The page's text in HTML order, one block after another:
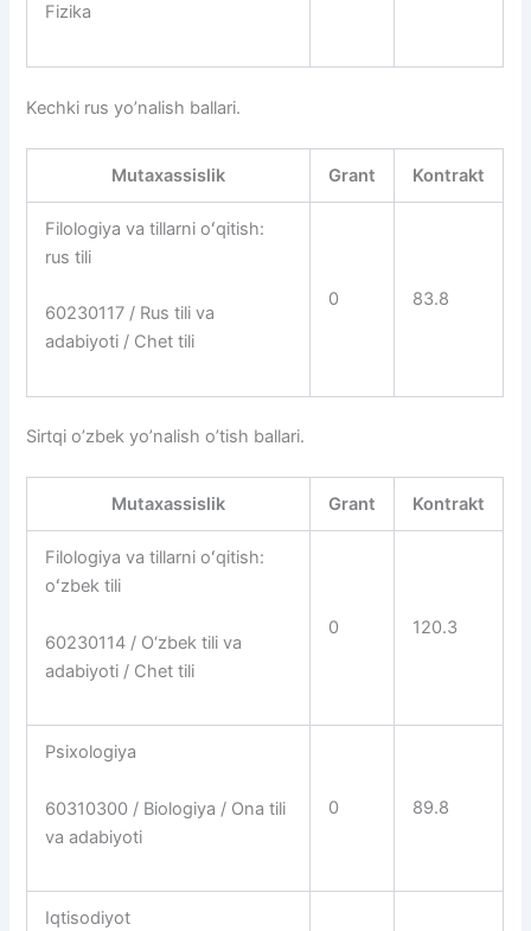
Fizika
Kechki rus yo’nalish ballari.
Mutaxassislik Grant Kontrakt
Filologiya va tillarni oʻqitish:
rus tili
60230117 / Rus tili va
adabiyoti / Chet tili
0 83.8
Sirtqi o’zbek yo’nalish o’tish ballari.
Mutaxassislik Grant Kontrakt
Filologiya va tillarni oʻqitish:
oʻzbek tili
60230114 / O‘zbek tili va
adabiyoti / Chet tili
0 120.3
Psixologiya
60310300 / Biologiya / Ona tili
va adabiyoti
0 89.8
Iqtisodiyot